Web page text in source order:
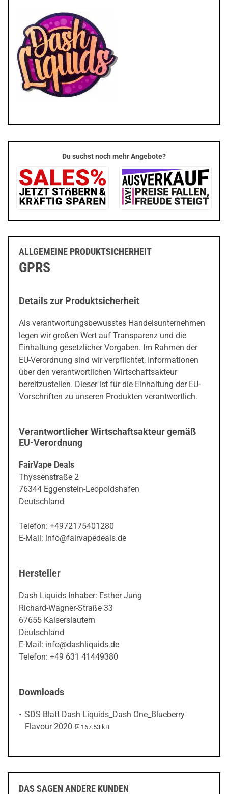
Du suchst noch mehr Angebote?
ALLGEMEINE PRODUKTSICHERHEIT
GPRS
Details zur Produktsicherheit
Als verantwortungsbewusstes Handelsunternehmen
legen wir großen Wert auf Transparenz und die
Einhaltung gesetzlicher Vorgaben. Im Rahmen der
EU-Verordnung sind wir verpflichtet, Informationen
über den verantwortlichen Wirtschaftsakteur
bereitzustellen. Dieser ist für die Einhaltung der EU-
Vorschriften zu unseren Produkten verantwortlich.
Verantwortlicher Wirtschaftsakteur gemäß
EU-Verordnung
FairVape Deals
Thyssenstraße 2
76344 Eggenstein-Leopoldshafen
Deutschland
Telefon: +4972175401280
E-Mail: info@fairvapedeals.de
Hersteller
Dash Liquids Inhaber: Esther Jung
Richard-Wagner-Straße 33
67655 Kaiserslautern
Deutschland
E-Mail: info@dashliquids.de
Telefon: +49 631 41449380
Downloads
SDS Blatt Dash Liquids_Dash One_Blueberry
Flavour 2020
PDF-Datei:
167.53 kB
DAS SAGEN ANDERE KUNDEN